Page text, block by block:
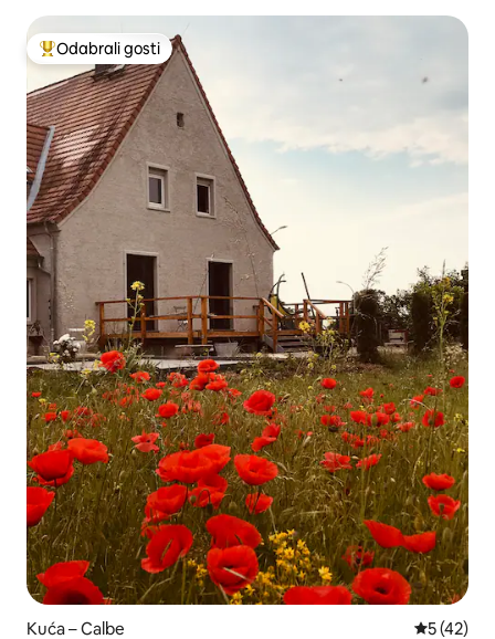
Među najviše rangiranima s oznakom „Odabrali gosti”
Odabrali gosti
Kuća – Calbe Prosječna
5 (42)